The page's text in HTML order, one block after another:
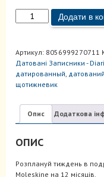
Щотижневик
2025
кількість
Додати в
Артикул: 8056999270711
Датовані Записники -
датированный, датований
щотижневик
Опис Додаткова
ОПИС
Розплануй тиждень в
Moleskine на 12 місяців.